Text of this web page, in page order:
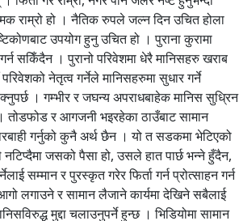
राम्रो हो । नैतिक रुपले जल्न दिन उचित होला
उपयोग हुनु उचित हो । पुराना कुरामा
सकिँदैन । पुरानो परिवेशमा धेरै मानिसहरु खराब
नेतृत्व गर्नेले मानिसहरुमा सुधार गर्ने
। गम्भीर र जघन्य अपराधबाहेक मानिस सुध्रिन
तोडफोड र आगजनी भइरहेका ठाउँबाट सामान
गर्नुको कुनै अर्थ छैन । यो त सडकमा भेटिएको
जसको पैसा हो, उसले हात पार्छ भन्ने हुँदैन,
सम्मान र पुरस्कृत गरेर फिर्ता गर्न प्रोत्साहन गर्न
लगाउने र सामान लैजाने कार्यमा देखिने सबैलाई
मुद्दा चलाउनुपर्ने हुन्छ । भिडियोमा सामान